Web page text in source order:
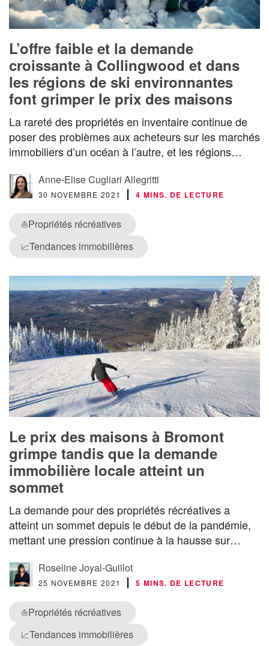
L’offre faible et la demande
croissante à Collingwood et dans
les régions de ski environnantes
font grimper le prix des maisons
La rareté des propriétés en inventaire continue de
poser des problèmes aux acheteurs sur les marchés
immobiliers d’un océan à l’autre, et les régions…
Anne-Elise Cugliari Allegritti
30 NOVEMBRE 2021 4 MINS. DE LECTURE
⛵Propriétés récréatives
📈Tendances immobilières
Le prix des maisons à Bromont
grimpe tandis que la demande
immobilière locale atteint un
sommet
La demande pour des propriétés récréatives a
atteint un sommet depuis le début de la pandémie,
mettant une pression continue à la hausse sur…
Roseline Joyal-Guillot
25 NOVEMBRE 2021 5 MINS. DE LECTURE
⛵Propriétés récréatives
📈Tendances immobilières